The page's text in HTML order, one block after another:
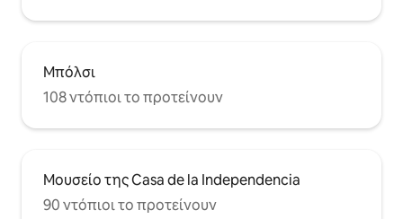
Μπόλσι
108 ντόπιοι το προτείνουν
Μουσείο της Casa de la Independencia
90 ντόπιοι το προτείνουν